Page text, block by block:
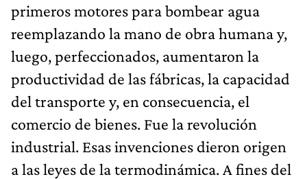
primeros motores para bombear agua
reemplazando la mano de obra humana y,
luego, perfeccionados, aumentaron la
productividad de las fábricas, la capacidad
del transporte y, en consecuencia, el
comercio de bienes. Fue la revolución
industrial. Esas invenciones dieron origen
a las leyes de la termodinámica. A fines del